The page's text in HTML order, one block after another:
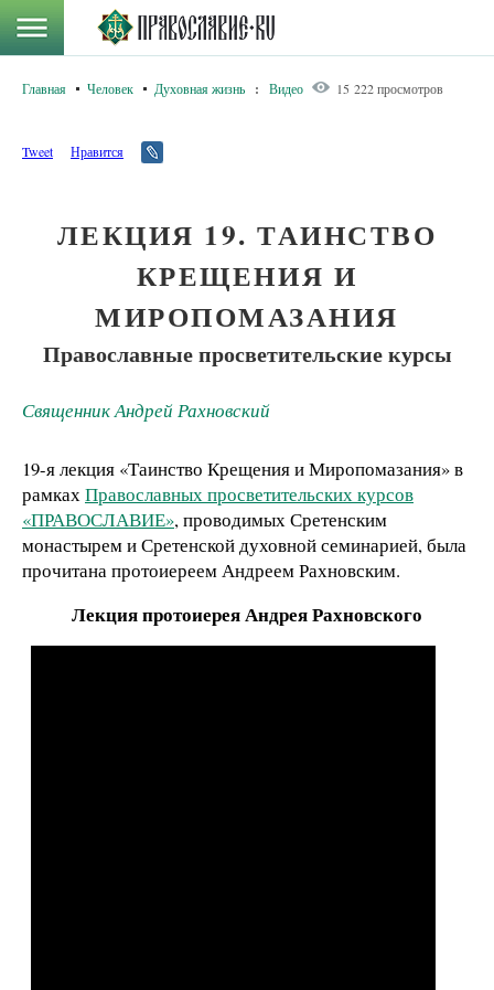
Главная Человек Духовная жизнь : Видео 15 222 просмотров
Tweet Нравится
ЛЕКЦИЯ 19. ТАИНСТВО
КРЕЩЕНИЯ И
МИРОПОМАЗАНИЯ
Православные просветительские курсы
Священник Андрей Рахновский
19-я лекция «Таинство Крещения и Миропомазания» в
рамкахПравославных просветительских курсов
«ПРАВОСЛАВИЕ», проводимых Сретенским
монастырем и Сретенской духовной семинарией, была
прочитана протоиереем Андреем Рахновским.
Лекция протоиерея Андрея Рахновского